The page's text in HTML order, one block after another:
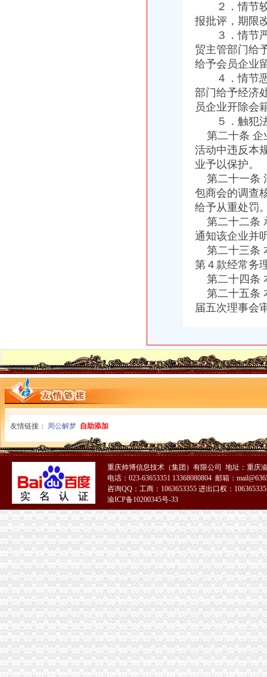
重庆九龙坡商标注册找哪个公司？_第1页_重庆E线广告设计策划_职场
代理记账,新公司注册来电咨询免费,免费,免费注册-襄58同城
沙坪坝局抓住“五个关键”0元注册公司流程推动重点工作全面开展
荣昌局一元注册公司流程四举措建立与监管对象联系服务机制
万盛局五项措施加“五一”一元注册公司流程旅游市场管理见成效
江津局“两手抓”一元注册公司流程积构建食品安全监管长效机制
大足局免费注册公司石马工商所三项措施清理整顿户外广告
沙坪坝局免费注册公司部分工商所上门验照贴花 促进监管服务两统一
忠县局达贯彻达贯彻市一元注册公司委三届四次全委会和学习实践科学发展观
荣昌县四措并举促进农村土地流转
青海农畜产品经纪人与江北观音桥农贸市重庆免费注册公司场经纪人成功实现
大渡口区长、0元注册公司流程副区长对大渡口局工商信息作出重要批示
免费
qq空间克隆_克隆空间_qq背景墙图片大全_qq克隆空间免费下载
同花顺免费炒股软件下载_免费PC股票软件排行榜_同花顺下载中心
免费公司
苏州街3号大恒科技大厦免费公司注册【今日推荐网-北京工商/税务/财
深圳公司转让网-专业免费发布公司转让,公司买卖信息交流平台！深
免费注册
免费注册
如何免费注册Apple ID?Apple ID免费注册图文教程-同步推资讯
免费注册公司流程
上海注册公司|上海工商局注册公司流程及费用查询|上海誉胜注册公司
【物业管理公司注册流程】-内江百姓网
0元注册公司流程
【南通教育公司注册_科技教育公司注册_教育公司注册流程】-南通赶
【图】公司0元注册,代理记账_六安工商注册_六安列表网
一元注册公司流程
北京市3万1新注册|3万1新注册供应商|3万—1亿元公司新注册_一呼百
【图】在成都注册一家公司需要的流程和费用有哪些？_成都工商注册_
一元公司
聊城一元醇公司-顺企网聊城页
浦口区工商局核发全区张一元公司营业执照
1元注册公司
1元零付可注册广州公司【今日推荐网-广州工商/税务/财务】
工商登记制度改革满月北京注册两家“1元公司”-万象-古汉台网
２．情节较
报批评，期限
３．情节严
贸主管部门给
给予会员企业
４．情节恶
部门给予经济
员企业开除会
５．触犯法
第二十条 企
活动中违反本
业予以保护。
第二十一条
包商会的调查
给予从重处罚
第二十二条
通知该企业并
第二十三条
第４款经常务
第二十四条
第二十五条
届五次理事会
友情链接： 周公解梦 自助添加
重庆帅博信息技术（集团）有限公司 地址：重庆
电话：023-63653351 13368080804 邮箱：
咨询QQ：工商：1063653355 进出口权：
渝ICP备10200345号-33